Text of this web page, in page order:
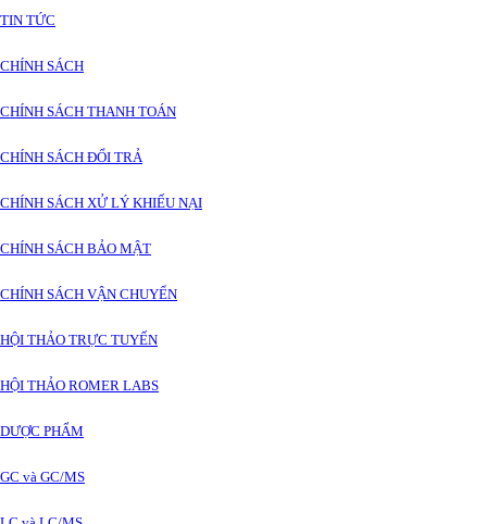
TIN TỨC
CHÍNH SÁCH
CHÍNH SÁCH THANH TOÁN
CHÍNH SÁCH ĐỔI TRẢ
CHÍNH SÁCH XỬ LÝ KHIẾU NẠI
CHÍNH SÁCH BẢO MẬT
CHÍNH SÁCH VẬN CHUYỂN
HỘI THẢO TRỰC TUYẾN
HỘI THẢO ROMER LABS
DƯỢC PHẨM
GC và GC/MS